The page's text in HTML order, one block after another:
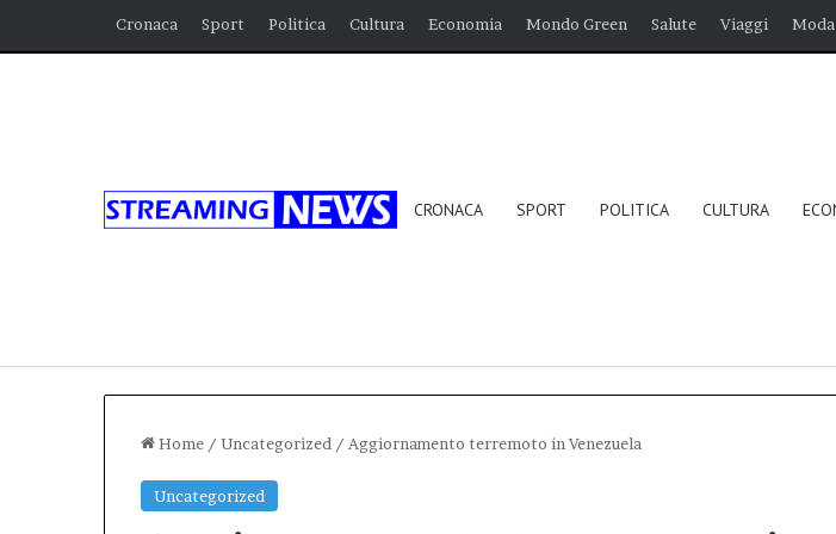
Cronaca Sport Politica Cultura Economia Mondo Green Salute Viaggi Moda
CRONACA SPORT POLITICA CULTURA
Home / Uncategorized / Aggiornamento terremoto in Venezuela
Uncategorized